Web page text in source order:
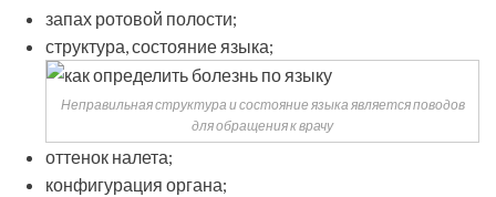
запах ротовой полости;
структура, состояние языка;
Неправильная структура и состояние языка является поводов
для обращения к врачу
оттенок налета;
конфигурация органа;